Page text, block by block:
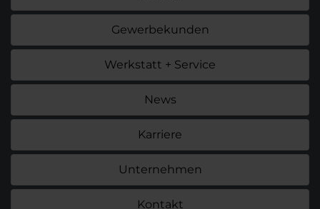
Gewerbekunden
Werkstatt + Service
News
Karriere
Unternehmen
Kontakt